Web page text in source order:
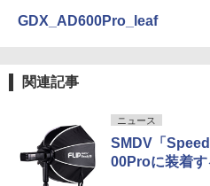
GDX_AD600Pro_leaf
関連記事
ニュース
SMDV「
00Proに装着